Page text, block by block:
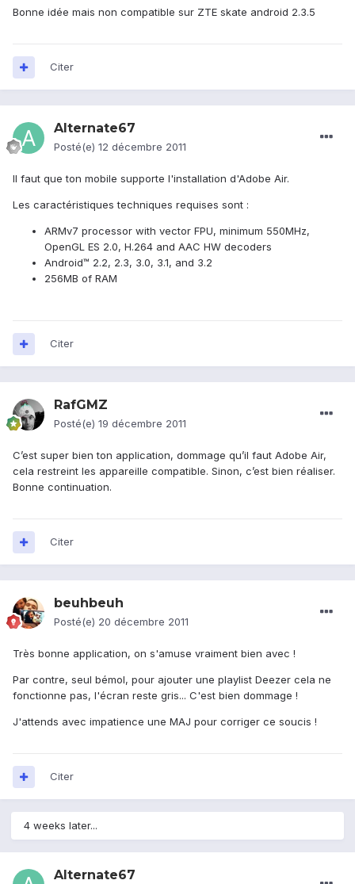
Bonne idée mais non compatible sur ZTE skate android 2.3.5
Citer
Alternate67
Posté(e) 12 décembre 2011
Il faut que ton mobile supporte l'installation d'Adobe Air.
Les caractéristiques techniques requises sont :
ARMv7 processor with vector FPU, minimum 550MHz,
OpenGL ES 2.0, H.264 and AAC HW decoders
Android™ 2.2, 2.3, 3.0, 3.1, and 3.2
256MB of RAM
Citer
RafGMZ
Posté(e) 19 décembre 2011
C’est super bien ton application, dommage qu’il faut Adobe Air,
cela restreint les appareille compatible. Sinon, c’est bien réaliser.
Bonne continuation.
Citer
beuhbeuh
Posté(e) 20 décembre 2011
Très bonne application, on s'amuse vraiment bien avec !
Par contre, seul bémol, pour ajouter une playlist Deezer cela ne
fonctionne pas, l'écran reste gris... C'est bien dommage !
J'attends avec impatience une MAJ pour corriger ce soucis !
Citer
4 weeks later...
Alternate67